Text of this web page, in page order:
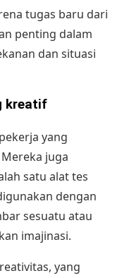
tugas baru dari
penting dalam
dan situasi
kreatif
yang
juga
satu alat tes
dengan
sesuatu atau
imajinasi.
yang